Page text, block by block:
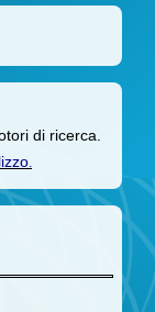
di ricerca.
.